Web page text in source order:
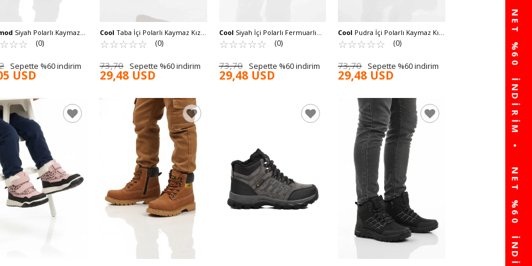
Siyah Polarlı Kaymaz
Outdoor Bot 2301 F
☆☆☆
★★★ (0)
Sepette %60 indirim
USD
Cool Taba İçi Polarlı Kaymaz Kız
Çocuk Bot Selis F
☆☆☆☆☆
★★★★★ (0)
73,70 Sepette %60 indirim
29,48 USD
Cool Siyah İçi Polarlı Fermuarlı
Kız Çocuk Bot Evla P
☆☆☆☆☆
★★★★★ (0)
73,70 Sepette %60 indirim
29,48 USD
Cool Pudra İçi Polarlı Kaymaz Kız
Çocuk Bot Selis F
☆☆☆☆☆
★★★★★ (0)
73,70 Sepette %60 indirim
29,48 USD